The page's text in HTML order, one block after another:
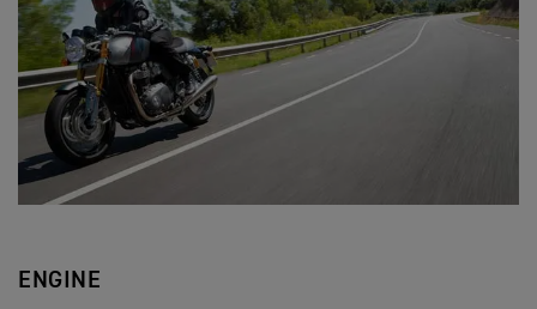
ENGINE